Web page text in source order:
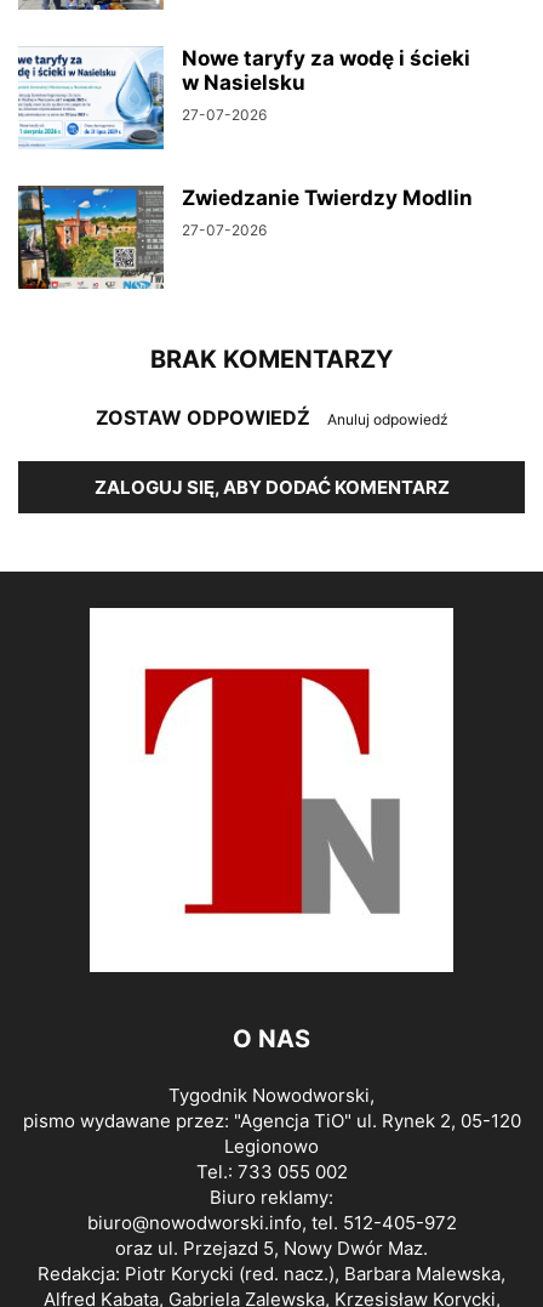
Nowe taryfy za wodę i ścieki
w Nasielsku
27-07-2026
Zwiedzanie Twierdzy Modlin
27-07-2026
BRAK KOMENTARZY
ZOSTAW ODPOWIEDŹ Anuluj odpowiedź
ZALOGUJ SIĘ, ABY DODAĆ KOMENTARZ
O NAS
Tygodnik Nowodworski,
pismo wydawane przez: "Agencja TiO" ul. Rynek 2, 05-120
Legionowo
Tel.: 733 055 002
Biuro reklamy:
biuro@nowodworski.info, tel. 512-405-972
oraz ul. Przejazd 5, Nowy Dwór Maz.
Redakcja: Piotr Korycki (red. nacz.), Barbara Malewska,
Alfred Kabata, Gabriela Zalewska, Krzesisław Korycki,